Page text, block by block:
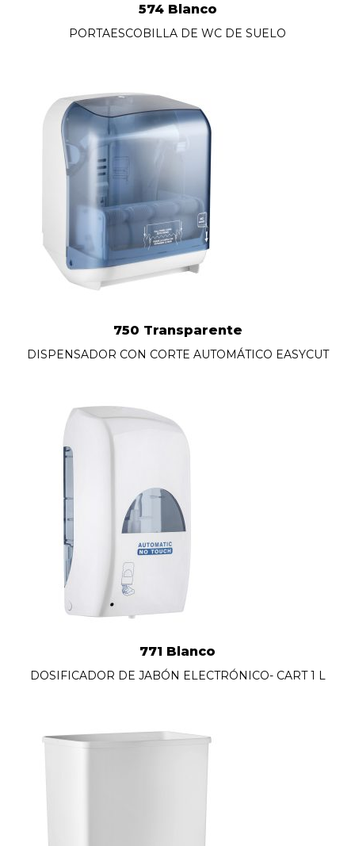
574 Blanco
PORTAESCOBILLA DE WC DE SUELO
750 Transparente
DISPENSADOR CON CORTE AUTOMÁTICO EASYCUT
771 Blanco
DOSIFICADOR DE JABÓN ELECTRÓNICO- CART 1 L